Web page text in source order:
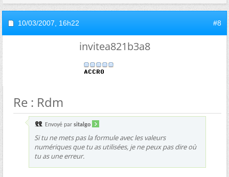
10/03/2007, 16h22 #8
invitea821b3a8
Re : Rdm
Envoyé par sitalgo
Si tu ne mets pas la formule avec les valeurs
numériques que tu as utilisées, je ne peux pas dire où
tu as une erreur.